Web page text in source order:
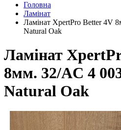
Головна
Ламінат
Ламінат XpertPro Better 4V
Natural Oak
Ламінат
8мм. 32/AC 4
Natural Oak